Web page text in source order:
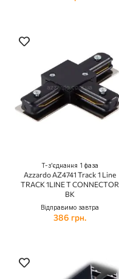
Т-з'єднання 1 фаза
Azzardo AZ4741 Track 1 Line
TRACK 1LINE T CONNECTOR
BK
Відправимо завтра
386 грн.